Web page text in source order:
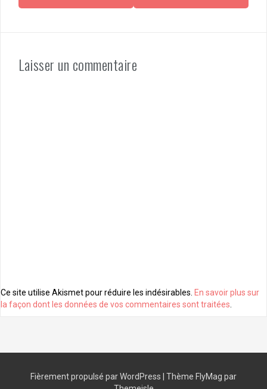
Laisser un commentaire
Ce site utilise Akismet pour réduire les indésirables. En savoir plus sur
la façon dont les données de vos commentaires sont traitées
Fièrement propulsé par WordPress Thème FlyMag par